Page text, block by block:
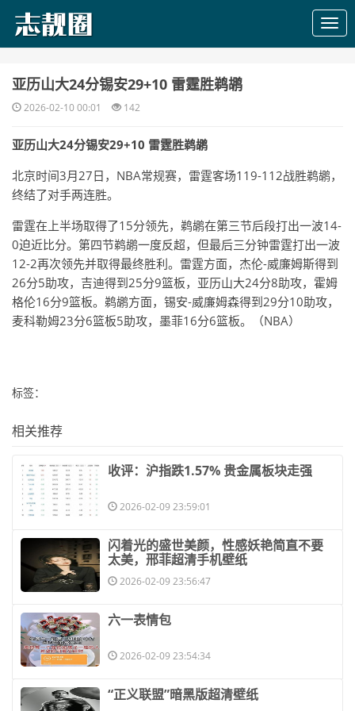
​亚历山大24分锡安29+10 雷霆胜鹈鹕
2026-02-10 00:01 142
亚历山大24分锡安29+10 雷霆胜鹈鹕
北京时间3月27日，NBA常规赛，雷霆客场119-112战胜鹈鹕，
终结了对手两连胜。
雷霆在上半场取得了15分领先，鹈鹕在第三节后段打出一波14-
0迫近比分。第四节鹈鹕一度反超，但最后三分钟雷霆打出一波
12-2再次领先并取得最终胜利。雷霆方面，杰伦-威廉姆斯得到
26分5助攻，吉迪得到25分9篮板，亚历山大24分8助攻，霍姆
格伦16分9篮板。鹈鹕方面，锡安-威廉姆森得到29分10助攻，
麦科勒姆23分6篮板5助攻，墨菲16分6篮板。（NBA）
标签：
相关推荐
​收评：沪指跌1.57% 贵金属板块走强
2026-02-09 23:59:01
​闪着光的盛世美颜，性感妖艳简直不要
太美，邢菲超清手机壁纸
2026-02-09 23:56:47
​六一表情包
2026-02-09 23:54:34
​“正义联盟”暗黑版超清壁纸